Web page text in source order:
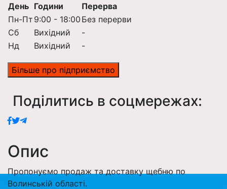
День Години
Перерва
Пн-Пт 9:00 - 18:00 Без перерви
Сб
Вихідний
-
Нд
Вихідний -
Більше про підприємство
Поділитись в соцмережах:
Опис
Пропонуємо продаж та доставку щебню по
Волинській області.